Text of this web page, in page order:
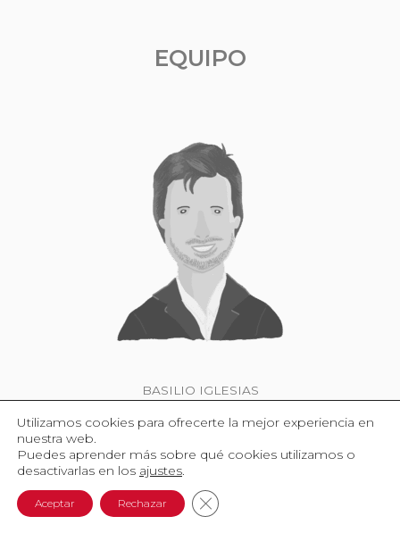
EQUIPO
BASILIO IGLESIAS
Utilizamos cookies para ofrecerte la mejor experiencia en
nuestra web.
Puedes aprender más sobre qué cookies utilizamos o
desactivarlas en los ajustes.
Aceptar Rechazar Cerrar el banner de cookies